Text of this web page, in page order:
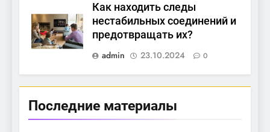
Как находить следы
нестабильных соединений и
предотвращать их?
admin
23.10.2024 0
Последние материалы